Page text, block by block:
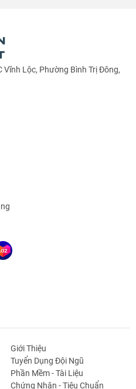
Dụng Cụ Cầm
Máy Công Cụ
Vĩnh Lộc, Phường Bình Trị Đông,
Giới Thiệu
Tuyển Dụng Đội Ngũ
Phần Mềm - Tài Liệu
Chứng Nhận - Tiêu Chuẩn